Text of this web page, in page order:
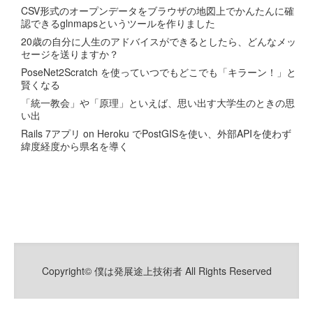
CSV形式のオープンデータをブラウザの地図上でかんたんに確
認できるglnmapsというツールを作りました
20歳の自分に人生のアドバイスができるとしたら、どんなメッ
セージを送りますか？
PoseNet2Scratch を使っていつでもどこでも「キラーン！」と
賢くなる
「統一教会」や「原理」といえば、思い出す大学生のときの思
い出
Rails 7アプリ on Heroku でPostGISを使い、外部APIを使わず
緯度経度から県名を導く
Copyright© 僕は発展途上技術者 All Rights Reserved